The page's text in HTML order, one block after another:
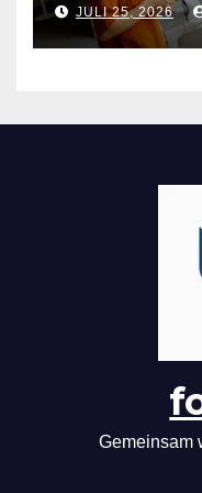
JULI 25, 2026
Gemeinsam